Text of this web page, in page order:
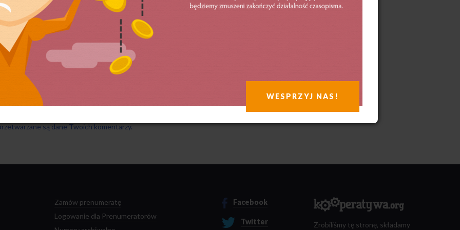
są dane Twoich komentarzy.
Zamów prenumeratę
Logowanie dla Prenumeratorów
Facebook
Twitter Zrobiliśmy tę stronę, składamy
WESPRZYJ NAS!